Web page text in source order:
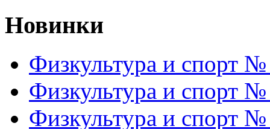
Новинки
Физкультура и спорт
Физкультура и спорт
Физкультура и спорт